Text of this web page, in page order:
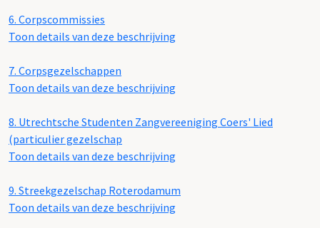
6. Corpscommissies
Toon details van deze beschrijving
7. Corpsgezelschappen
Toon details van deze beschrijving
8. Utrechtsche Studenten Zangvereeniging Coers' Lied
(particulier gezelschap
Toon details van deze beschrijving
9. Streekgezelschap Roterodamum
Toon details van deze beschrijving